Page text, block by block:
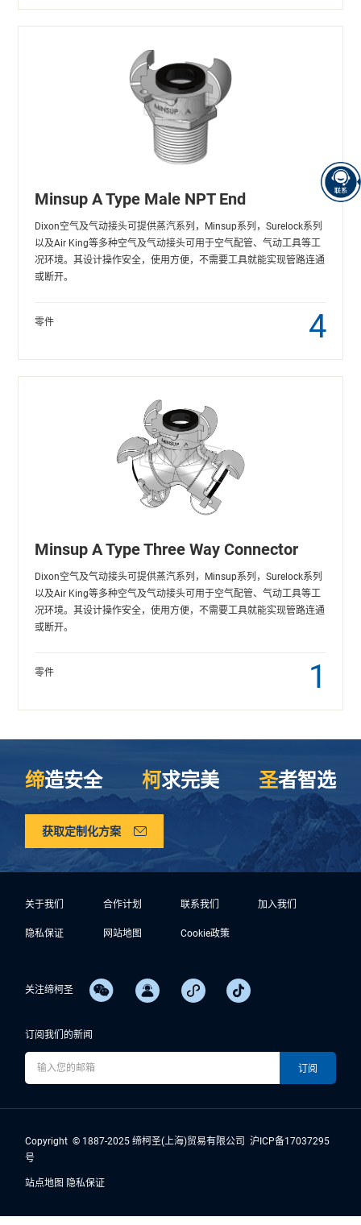
Minsup A Type Male NPT End
Dixon空气及气动接头可提供蒸汽系列，Minsup系列，Surelock系列
以及Air King等多种空气及气动接头可用于空气配管、气动工具等工
况环境。其设计操作安全，使用方便，不需要工具就能实现管路连通
或断开。
零件 4
Minsup A Type Three Way Connector
Dixon空气及气动接头可提供蒸汽系列，Minsup系列，Surelock系列
以及Air King等多种空气及气动接头可用于空气配管、气动工具等工
况环境。其设计操作安全，使用方便，不需要工具就能实现管路连通
或断开。
零件 1
缔造安全 柯求完美 圣者智选
获取定制化方案
关于我们 合作计划 联系我们 加入我们
隐私保证 网站地图 Cookie政策
关注缔柯圣
订阅我们的新闻
Copyright © 1887-2025 缔柯圣(上海)贸易有限公司沪ICP备17037295
号
站点地图 隐私保证